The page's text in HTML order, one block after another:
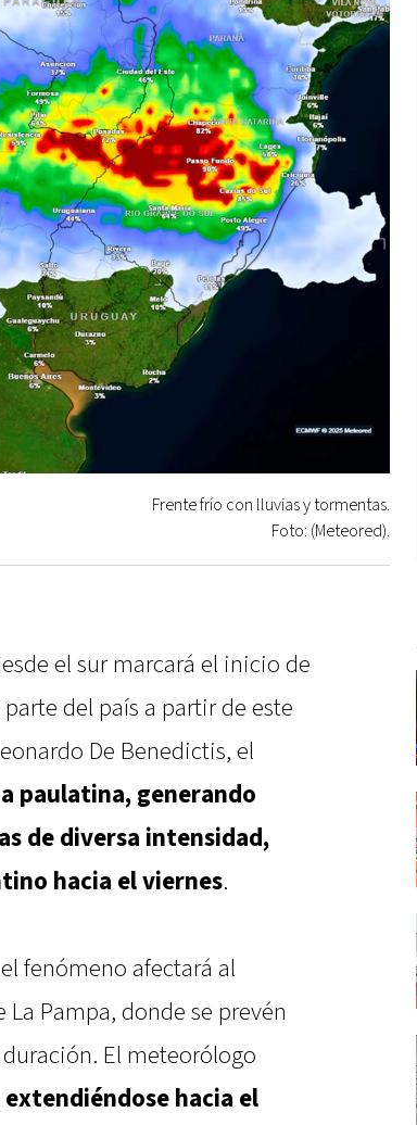
Frente frío con lluvias y tormentas.
Foto: (Meteored).
el sur marcará el inicio de
del país a partir de este
De Benedictis, el
paulatina, generando
de diversa intensidad,
hacia el viernes.
fenómeno afectará al
Pampa, donde se prevén
El meteorólogo
hacia el